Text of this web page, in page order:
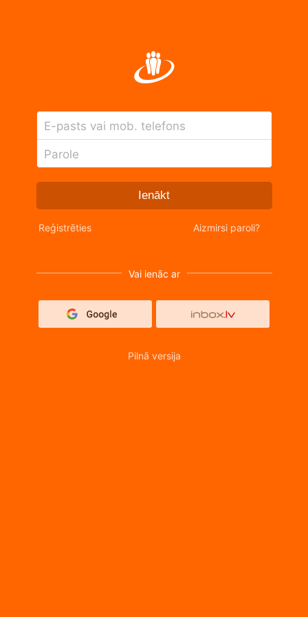
E-pasts vai mob. telefons
Parole
Ienākt
Reģistrēties Aizmirsi paroli?
Vai ienāc ar
Pilnā versija